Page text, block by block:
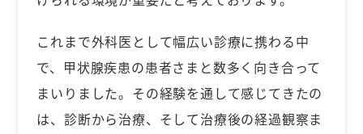
これまで外科医として幅広い診療に携わる中
で、甲状腺疾患の患者さまと数多く向き合って
まいりました。その経験を通して感じてきたの
は、診断から治療、そして治療後の経過観察ま